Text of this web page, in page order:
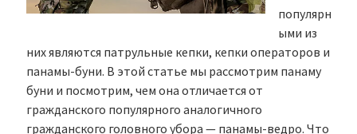
популярн
ыми из
них являются патрульные кепки, кепки операторов и
панамы-буни. В этой статье мы рассмотрим панаму
буни и посмотрим, чем она отличается от
гражданского популярного аналогичного
гражданского головного убора — панамы-ведро. Что